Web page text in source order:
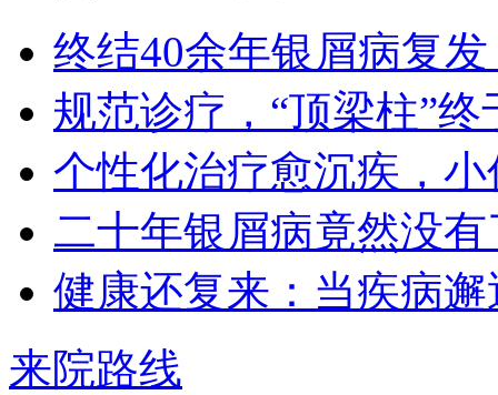
1978年毕业于河北医科大学临床医学
专业（原博润医…【详情】
王小博 住院医师
疗与科研多年… 【详情】
终结40余年银屑病复
规范诊疗，“顶梁柱”终
个性化治疗愈沉疾，小
二十年银屑病竟然没有
健康还复来：当疾病邂
来院路线